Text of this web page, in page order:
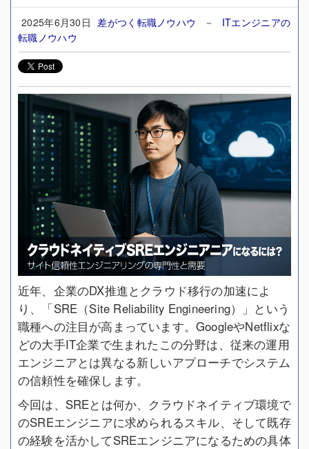
2025年6月30日 差がつく転職ノウハウ － ITエンジニアの
転職ノウハウ
近年、企業のDX推進とクラウド移行の加速によ
り、「SRE（Site Reliability Engineering）」という
職種への注目が高まっています。GoogleやNetflixな
どの大手IT企業で生まれたこの分野は、従来の運用
エンジニアとは異なる新しいアプローチでシステム
の信頼性を確保します。
今回は、SREとは何か、クラウドネイティブ環境で
のSREエンジニアに求められるスキル、そして既存
の経験を活かしてSREエンジニアになるための具体